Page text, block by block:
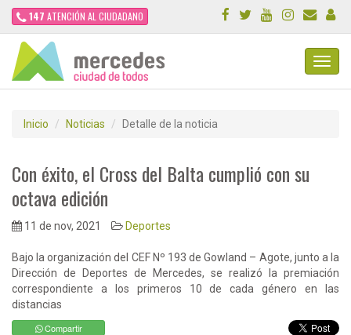
147 ATENCIÓN AL CIUDADANO
Inicio Noticias Detalle de la noticia
Con éxito, el Cross del Balta cumplió con su
octava edición
11 de nov, 2021 Deportes
Bajo la organización del CEF Nº 193 de Gowland – Agote, junto a la
Dirección de Deportes de Mercedes, se realizó la premiación
correspondiente a los primeros 10 de cada género en las
distancias
Compartir